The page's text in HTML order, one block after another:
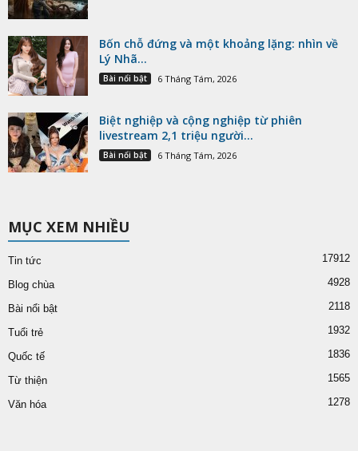
Bốn chỗ đứng và một khoảng lặng: nhìn về
Lý Nhã...
Bài nổi bật 6 Tháng Tám, 2026
Biệt nghiệp và cộng nghiệp từ phiên
livestream 2,1 triệu người...
Bài nổi bật 6 Tháng Tám, 2026
MỤC XEM NHIỀU
Tin tức 17912
Blog chùa 4928
Bài nổi bật 2118
Tuổi trẻ 1932
Quốc tế 1836
Từ thiện 1565
Văn hóa 1278